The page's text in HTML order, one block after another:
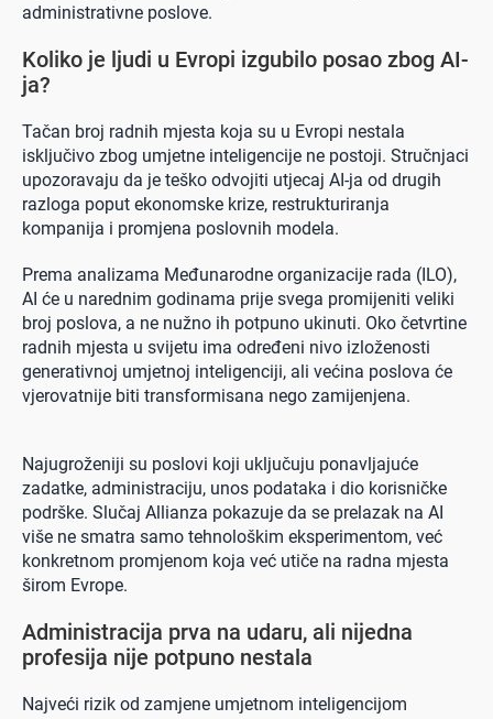
administrativne poslove.
Koliko je ljudi u Evropi izgubilo posao zbog AI-
ja?
Tačan broj radnih mjesta koja su u Evropi nestala
isključivo zbog umjetne inteligencije ne postoji. Stručnjaci
upozoravaju da je teško odvojiti utjecaj AI-ja od drugih
razloga poput ekonomske krize, restrukturiranja
kompanija i promjena poslovnih modela.
Prema analizama Međunarodne organizacije rada (ILO),
AI će u narednim godinama prije svega promijeniti veliki
broj poslova, a ne nužno ih potpuno ukinuti. Oko četvrtine
radnih mjesta u svijetu ima određeni nivo izloženosti
generativnoj umjetnoj inteligenciji, ali većina poslova će
vjerovatnije biti transformisana nego zamijenjena.
Najugroženiji su poslovi koji uključuju ponavljajuće
zadatke, administraciju, unos podataka i dio korisničke
podrške. Slučaj Allianza pokazuje da se prelazak na AI
više ne smatra samo tehnološkim eksperimentom, već
konkretnom promjenom koja već utiče na radna mjesta
širom Evrope.
Administracija prva na udaru, ali nijedna
profesija nije potpuno nestala
Najveći rizik od zamjene umjetnom inteligencijom